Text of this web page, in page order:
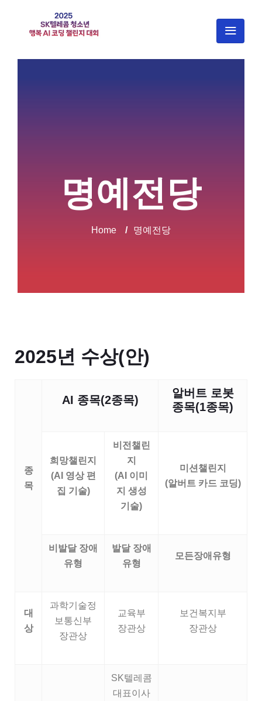
명예전당
Home / 명예전당
2025년 수상(안)
종
목
AI 종목(2종목)
알버트 로봇
종목(1종목)
희망챌린지
(AI 영상 편
집 기술)
비전챌린
지
(AI 이미
지 생성
기술)
미션챌린지
(알버트 카드 코딩)
비발달 장애
유형
발달 장애
유형
모든장애유형
대
상
과학기술정
보통신부
장관상
교육부
장관상
보건복지부
장관상
SK텔레콤
대표이사